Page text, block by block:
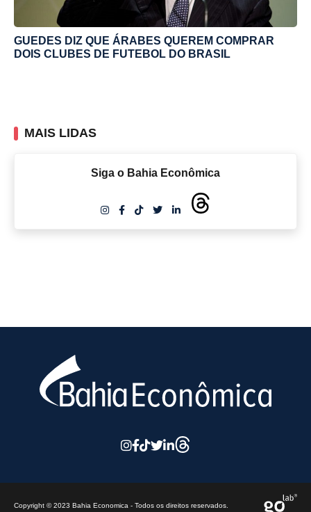
GUEDES DIZ QUE ÁRABES QUEREM COMPRAR
DOIS CLUBES DE FUTEBOL DO BRASIL
MAIS LIDAS
Siga o Bahia Econômica
Copyright © 2023 Bahia Economica - Todos os direitos reservados.